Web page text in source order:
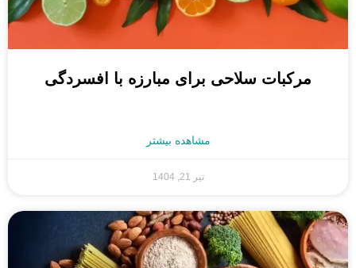
مرکبات سلاحی برای مبارزه با افسردگی
مشاهده بیشتر
تیر 21, 1404